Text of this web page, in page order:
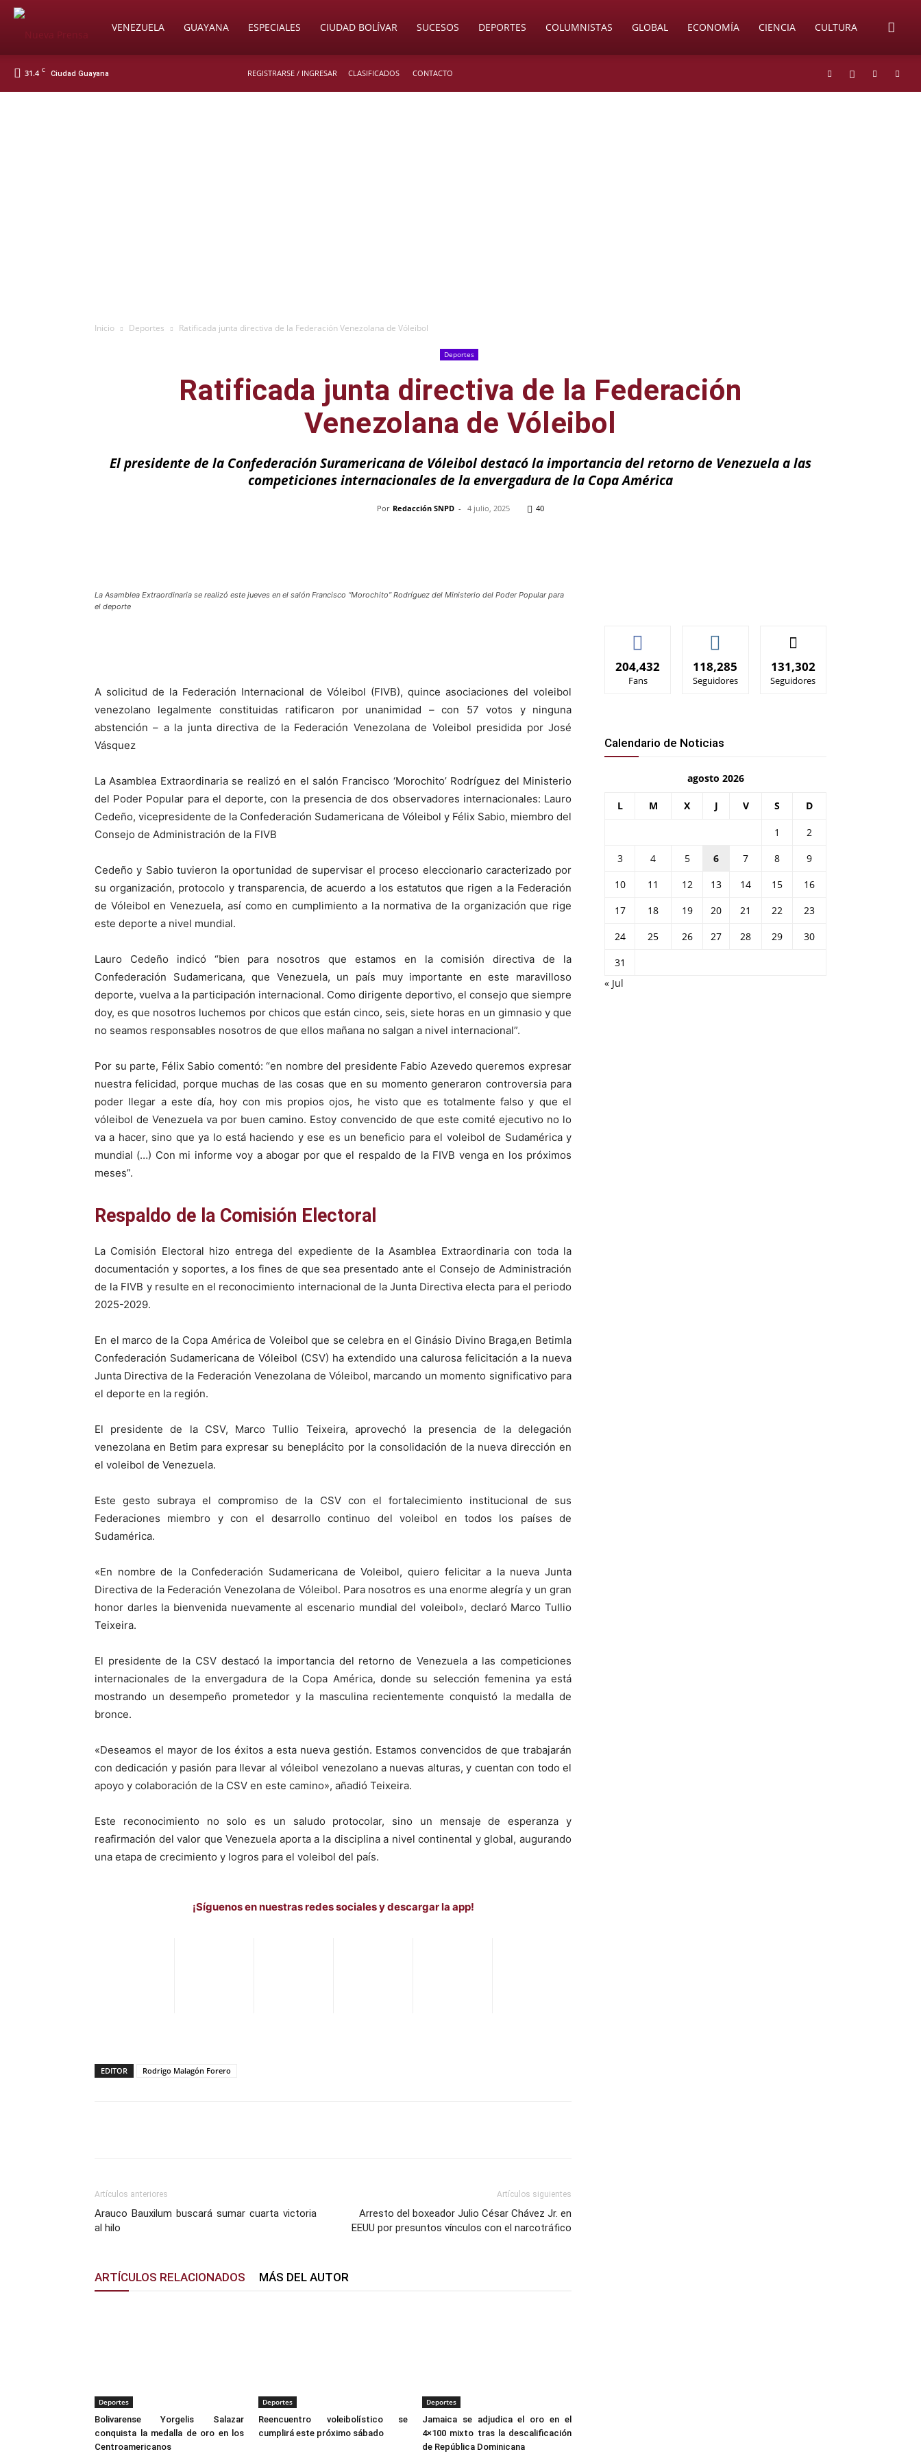
SoyVENEZUELA GUAYANA ESPECIALES CIUDAD BOLÍVAR SUCESOS DEPORTES COLUMNISTAS GLOBAL ECONOMÍA CIENCIA CULTURA
31.4 C Ciudad Guayana REGISTRARSE / INGRESAR CLASIFICADOS CONTACTO
Inicio Deportes Ratificada junta directiva de la Federación Venezolana de Vóleibol
Deportes
Ratificada junta directiva de la Federación
Venezolana de Vóleibol
El presidente de la Confederación Suramericana de Vóleibol destacó la importancia del retorno de Venezuela a las
competiciones internacionales de la envergadura de la Copa América
Por Redacción SNPD - 4 julio, 2025 40
La Asamblea Extraordinaria se realizó este jueves en el salón Francisco “Morochito” Rodríguez del Ministerio del Poder Popular para
el deporte
A solicitud de la Federación Internacional de Vóleibol (FIVB), quince asociaciones del voleibol
venezolano legalmente constituidas ratificaron por unanimidad – con 57 votos y ninguna
abstención – a la junta directiva de la Federación Venezolana de Voleibol presidida por José
Vásquez
La Asamblea Extraordinaria se realizó en el salón Francisco ‘Morochito’ Rodríguez del Ministerio
del Poder Popular para el deporte, con la presencia de dos observadores internacionales: Lauro
Cedeño, vicepresidente de la Confederación Sudamericana de Vóleibol y Félix Sabio, miembro del
Consejo de Administración de la FIVB
Cedeño y Sabio tuvieron la oportunidad de supervisar el proceso eleccionario caracterizado por
su organización, protocolo y transparencia, de acuerdo a los estatutos que rigen a la Federación
de Vóleibol en Venezuela, así como en cumplimiento a la normativa de la organización que rige
este deporte a nivel mundial.
Lauro Cedeño indicó “bien para nosotros que estamos en la comisión directiva de la
Confederación Sudamericana, que Venezuela, un país muy importante en este maravilloso
deporte, vuelva a la participación internacional. Como dirigente deportivo, el consejo que siempre
doy, es que nosotros luchemos por chicos que están cinco, seis, siete horas en un gimnasio y que
no seamos responsables nosotros de que ellos mañana no salgan a nivel internacional”.
Por su parte, Félix Sabio comentó: “en nombre del presidente Fabio Azevedo queremos expresar
nuestra felicidad, porque muchas de las cosas que en su momento generaron controversia para
poder llegar a este día, hoy con mis propios ojos, he visto que es totalmente falso y que el
vóleibol de Venezuela va por buen camino. Estoy convencido de que este comité ejecutivo no lo
va a hacer, sino que ya lo está haciendo y ese es un beneficio para el voleibol de Sudamérica y
mundial (…) Con mi informe voy a abogar por que el respaldo de la FIVB venga en los próximos
meses”.
Respaldo de la Comisión Electoral
La Comisión Electoral hizo entrega del expediente de la Asamblea Extraordinaria con toda la
documentación y soportes, a los fines de que sea presentado ante el Consejo de Administración
de la FIVB y resulte en el reconocimiento internacional de la Junta Directiva electa para el periodo
2025-2029.
En el marco de la Copa América de Voleibol que se celebra en el Ginásio Divino Braga,en Betimla
Confederación Sudamericana de Vóleibol (CSV) ha extendido una calurosa felicitación a la nueva
Junta Directiva de la Federación Venezolana de Vóleibol, marcando un momento significativo para
el deporte en la región.
El presidente de la CSV, Marco Tullio Teixeira, aprovechó la presencia de la delegación
venezolana en Betim para expresar su beneplácito por la consolidación de la nueva dirección en
el voleibol de Venezuela.
Este gesto subraya el compromiso de la CSV con el fortalecimiento institucional de sus
Federaciones miembro y con el desarrollo continuo del voleibol en todos los países de
Sudamérica.
«En nombre de la Confederación Sudamericana de Voleibol, quiero felicitar a la nueva Junta
Directiva de la Federación Venezolana de Vóleibol. Para nosotros es una enorme alegría y un gran
honor darles la bienvenida nuevamente al escenario mundial del voleibol», declaró Marco Tullio
Teixeira.
El presidente de la CSV destacó la importancia del retorno de Venezuela a las competiciones
internacionales de la envergadura de la Copa América, donde su selección femenina ya está
mostrando un desempeño prometedor y la masculina recientemente conquistó la medalla de
bronce.
«Deseamos el mayor de los éxitos a esta nueva gestión. Estamos convencidos de que trabajarán
con dedicación y pasión para llevar al vóleibol venezolano a nuevas alturas, y cuentan con todo el
apoyo y colaboración de la CSV en este camino», añadió Teixeira.
Este reconocimiento no solo es un saludo protocolar, sino un mensaje de esperanza y
reafirmación del valor que Venezuela aporta a la disciplina a nivel continental y global, augurando
una etapa de crecimiento y logros para el voleibol del país.
¡Síguenos en nuestras redes sociales y descargar la app!
EDITOR Rodrigo Malagón Forero
Artículos anteriores
Arauco Bauxilum buscará sumar cuarta victoria
al hilo
Artículos siguientes
Arresto del boxeador Julio César Chávez Jr. en
EEUU por presuntos vínculos con el narcotráfico
ARTÍCULOS RELACIONADOS MÁS DEL AUTOR
Deportes
Bolivarense Yorgelis Salazar
conquista la medalla de oro en los
Centroamericanos
Deportes
Reencuentro voleibolístico se
cumplirá este próximo sábado
Deportes
Jamaica se adjudica el oro en el
4×100 mixto tras la descalificación
de República Dominicana
204,432
Fans
118,285
Seguidores
131,302
Seguidores
Calendario de Noticias
agosto 2026
L M X J V S D
1
2
3
4 5 6 7 8
9
10
11 12 13 14 15
16
17
18 19 20 21 22
23
24
25 26 27 28 29
30
31
« Jul